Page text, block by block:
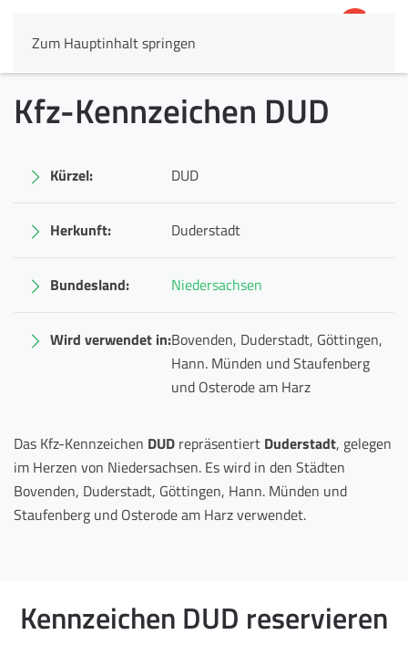
Zum Hauptinhalt springen
Kfz-Kennzeichen DUD
Kürzel: DUD
Herkunft: Duderstadt
Bundesland: Niedersachsen
Wird verwendet in:Bovenden, Duderstadt, Göttingen,
Hann. Münden und Staufenberg
und Osterode am Harz
Das Kfz-Kennzeichen DUD repräsentiert Duderstadt, gelegen
im Herzen von Niedersachsen. Es wird in den Städten
Bovenden, Duderstadt, Göttingen, Hann. Münden und
Staufenberg und Osterode am Harz verwendet.
Kennzeichen DUD reservieren